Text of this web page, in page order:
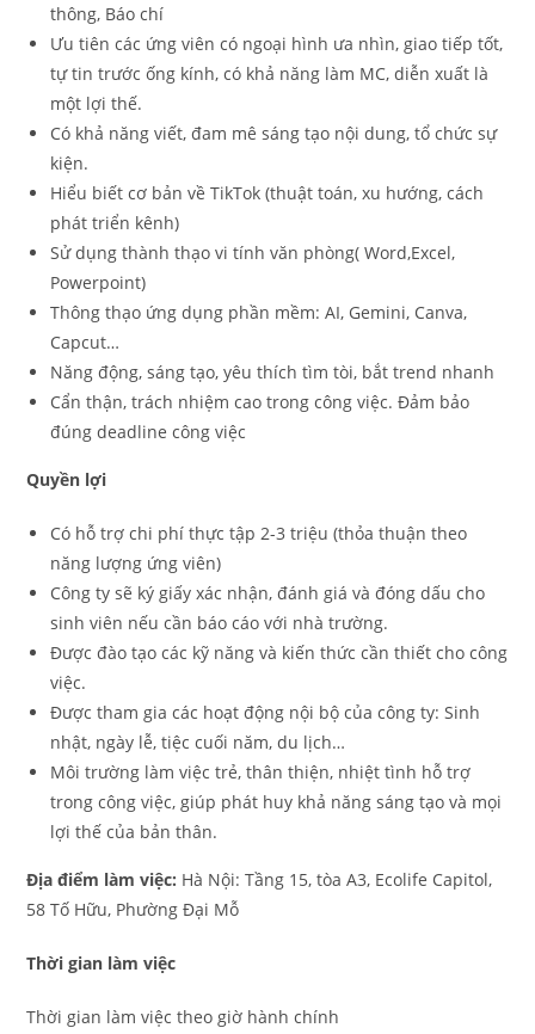
thông, Báo chí
Ưu tiên các ứng viên có ngoại hình ưa nhìn, giao tiếp tốt,
tự tin trước ống kính, có khả năng làm MC, diễn xuất là
một lợi thế.
Có khả năng viết, đam mê sáng tạo nội dung, tổ chức sự
kiện.
Hiểu biết cơ bản về TikTok (thuật toán, xu hướng, cách
phát triển kênh)
Sử dụng thành thạo vi tính văn phòng( Word,Excel,
Powerpoint)
Thông thạo ứng dụng phần mềm: AI, Gemini, Canva,
Capcut…
Năng động, sáng tạo, yêu thích tìm tòi, bắt trend nhanh
Cẩn thận, trách nhiệm cao trong công việc. Đảm bảo
đúng deadline công việc
Quyền lợi
Có hỗ trợ chi phí thực tập 2-3 triệu (thỏa thuận theo
năng lượng ứng viên)
Công ty sẽ ký giấy xác nhận, đánh giá và đóng dấu cho
sinh viên nếu cần báo cáo với nhà trường.
Được đào tạo các kỹ năng và kiến thức cần thiết cho công
việc.
Được tham gia các hoạt động nội bộ của công ty: Sinh
nhật, ngày lễ, tiệc cuối năm, du lịch…
Môi trường làm việc trẻ, thân thiện, nhiệt tình hỗ trợ
trong công việc, giúp phát huy khả năng sáng tạo và mọi
lợi thế của bản thân.
Địa điểm làm việc: Hà Nội: Tầng 15, tòa A3, Ecolife Capitol,
58 Tố Hữu, Phường Đại Mỗ
Thời gian làm việc
Thời gian làm việc theo giờ hành chính